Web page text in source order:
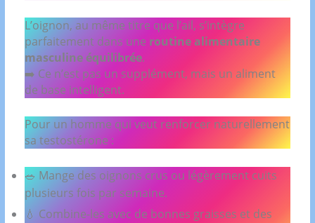
L’oignon, au même titre que l’ail, s’intègre
parfaitement dans une routine alimentaire
masculine équilibrée.
➡️ Ce n’est pas un supplément, mais un aliment
de base intelligent.
Pour un homme qui veut renforcer naturellement
sa testostérone :
🥗 Mange des oignons crus ou légèrement cuits
plusieurs fois par semaine.
💧 Combine-les avec de bonnes graisses et des